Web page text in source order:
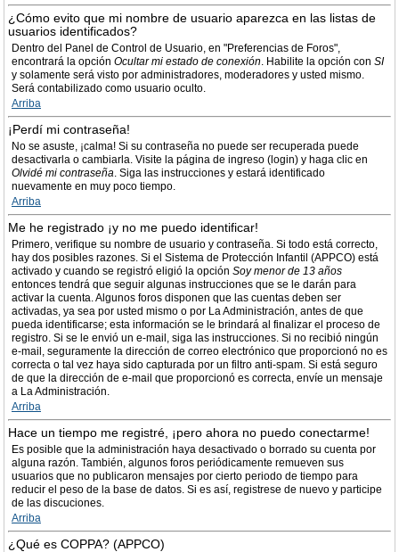
¿Cómo evito que mi nombre de usuario aparezca en las listas de
usuarios identificados?
Dentro del Panel de Control de Usuario, en "Preferencias de Foros",
encontrará la opción Ocultar mi estado de conexión. Habilite la opción con SI
y solamente será visto por administradores, moderadores y usted mismo.
Será contabilizado como usuario oculto.
Arriba
¡Perdí mi contraseña!
No se asuste, ¡calma! Si su contraseña no puede ser recuperada puede
desactivarla o cambiarla. Visite la página de ingreso (login) y haga clic en
Olvidé mi contraseña. Siga las instrucciones y estará identificado
nuevamente en muy poco tiempo.
Arriba
Me he registrado ¡y no me puedo identificar!
Primero, verifique su nombre de usuario y contraseña. Si todo está correcto,
hay dos posibles razones. Si el Sistema de Protección Infantil (APPCO) está
activado y cuando se registró eligió la opción Soy menor de 13 años
entonces tendrá que seguir algunas instrucciones que se le darán para
activar la cuenta. Algunos foros disponen que las cuentas deben ser
activadas, ya sea por usted mismo o por La Administración, antes de que
pueda identificarse; esta información se le brindará al finalizar el proceso de
registro. Si se le envió un e-mail, siga las instrucciones. Si no recibió ningún
e-mail, seguramente la dirección de correo electrónico que proporcionó no es
correcta o tal vez haya sido capturada por un filtro anti-spam. Si está seguro
de que la dirección de e-mail que proporcionó es correcta, envíe un mensaje
a La Administración.
Arriba
Hace un tiempo me registré, ¡pero ahora no puedo conectarme!
Es posible que la administración haya desactivado o borrado su cuenta por
alguna razón. También, algunos foros periódicamente remueven sus
usuarios que no publicaron mensajes por cierto periodo de tiempo para
reducir el peso de la base de datos. Si es así, registrese de nuevo y participe
de las discuciones.
Arriba
¿Qué es COPPA? (APPCO)